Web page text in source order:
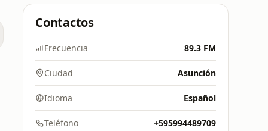
Contactos
Frecuencia 89.3 FM
Ciudad Asunción
Idioma Español
Teléfono +595994489709